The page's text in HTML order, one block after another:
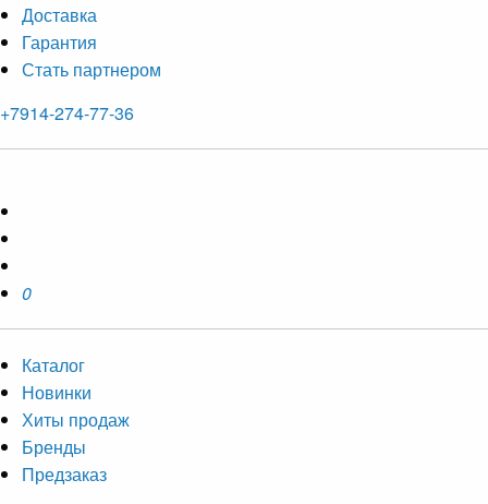
Доставка
Гарантия
Стать партнером
+7914-274-77-36
0
Каталог
Новинки
Хиты продаж
Бренды
Предзаказ